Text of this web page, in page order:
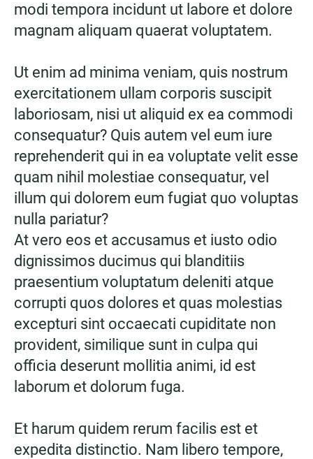
modi tempora incidunt ut labore et dolore
magnam aliquam quaerat voluptatem.
Ut enim ad minima veniam, quis nostrum
exercitationem ullam corporis suscipit
laboriosam, nisi ut aliquid ex ea commodi
consequatur? Quis autem vel eum iure
reprehenderit qui in ea voluptate velit esse
quam nihil molestiae consequatur, vel
illum qui dolorem eum fugiat quo voluptas
nulla pariatur?
At vero eos et accusamus et iusto odio
dignissimos ducimus qui blanditiis
praesentium voluptatum deleniti atque
corrupti quos dolores et quas molestias
excepturi sint occaecati cupiditate non
provident, similique sunt in culpa qui
officia deserunt mollitia animi, id est
laborum et dolorum fuga.
Et harum quidem rerum facilis est et
expedita distinctio. Nam libero tempore,